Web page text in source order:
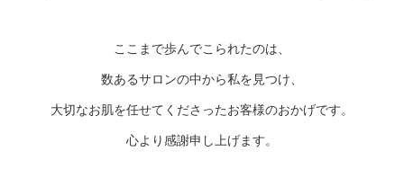
ここまで歩んでこられたのは、
数あるサロンの中から私を見つけ、
大切なお肌を任せてくださったお客様のおかげです。
心より感謝申し上げます。